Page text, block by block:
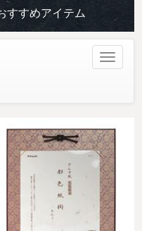
すめアイテム
Toggle